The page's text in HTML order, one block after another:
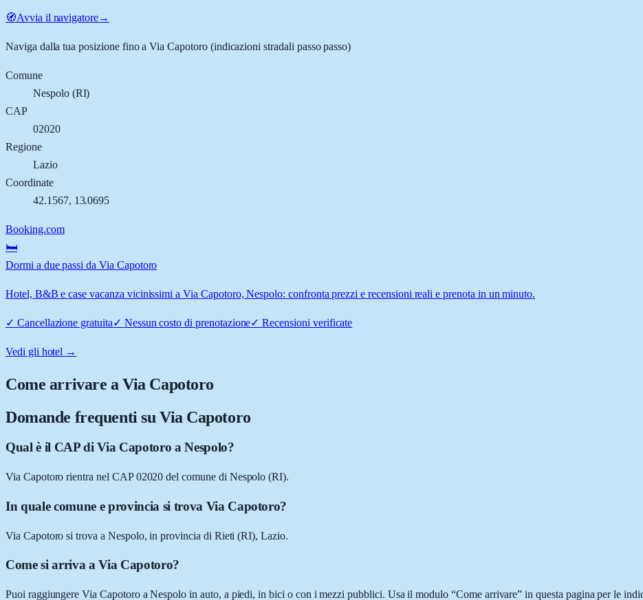
🧭Avvia il navigatore→
Naviga dalla tua posizione fino aVia Capotoro(indicazioni stradali passo passo)
Comune
Nespolo(RI)
CAP
02020
Regione
Lazio
Coordinate
42.1567, 13.0695
Booking.com
🛏️
Dormi a due passi da Via Capotoro
Hotel, B&B e case vacanza vicinissimi a Via Capotoro, Nespolo: confronta prezzi e recensioni reali e prenota in un minuto.
✓ Cancellazione gratuita✓ Nessun costo di prenotazione✓Recensioni verificate
Vedi gli hotel →
Come arrivare aVia Capotoro
Domande frequenti su Via Capotoro
Qual è il CAP di Via Capotoro a Nespolo?
Via Capotoro rientra nel CAP 02020 del comune di Nespolo (RI).
In quale comune e provincia si trova Via Capotoro?
Via Capotoro si trova a Nespolo, in provincia di Rieti (RI), Lazio.
Come si arriva a Via Capotoro?
Puoi raggiungere Via Capotoro a Nespolo in auto, a piedi, in bici o con i mezzi pubblici. Usa il modulo “Come arrivare” in questa pagina per le